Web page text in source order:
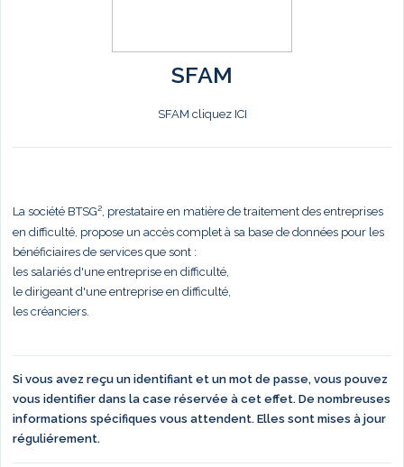
SFAM
SFAM cliquez ICI
La société BTSG², prestataire en matière de traitement des entreprises
en difficulté, propose un accès complet à sa base de données pour les
bénéficiaires de services que sont :
les salariés d'une entreprise en difficulté,
le dirigeant d'une entreprise en difficulté,
les créanciers.
Si vous avez reçu un identifiant et un mot de passe, vous pouvez
vous identifier dans la case réservée à cet effet. De nombreuses
informations spécifiques vous attendent. Elles sont mises à jour
réguliérement.